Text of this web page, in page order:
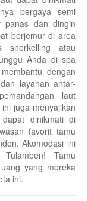
bergaya semi
panas dan dingin
berjemur di area
snorkelling atau
Anda di spa
dengan
layanan antar-
laut
juga menyajikan
dinikmati di
favorit tamu
Akomodasi ini
Tamu
yang mereka
ini.